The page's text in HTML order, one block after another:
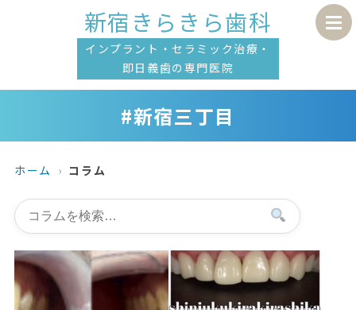
新宿きらきら歯科
インプラント・セラミック治療・
即日義歯の専門医院
#新宿三丁目
ホーム コラム